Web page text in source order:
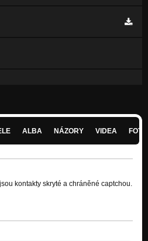
ALBA NÁZORY VIDEA
kontakty skryté a chráněné captchou.